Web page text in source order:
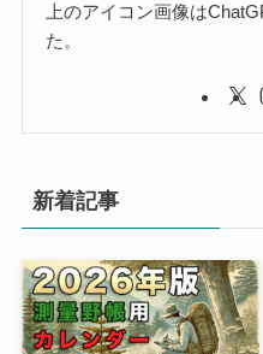
上のアイコン画像は
た。
新着記事